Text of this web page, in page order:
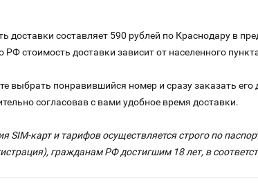
доставки составляет 590 рублей по Краснодару в
РФ стоимость доставки зависит от населенного
выбрать понравившийся номер и сразу заказать
согласовав с вами удобное время доставки.
SIM-карт и тарифов осуществляется строго по
гражданам РФ достигшим 18 лет, в